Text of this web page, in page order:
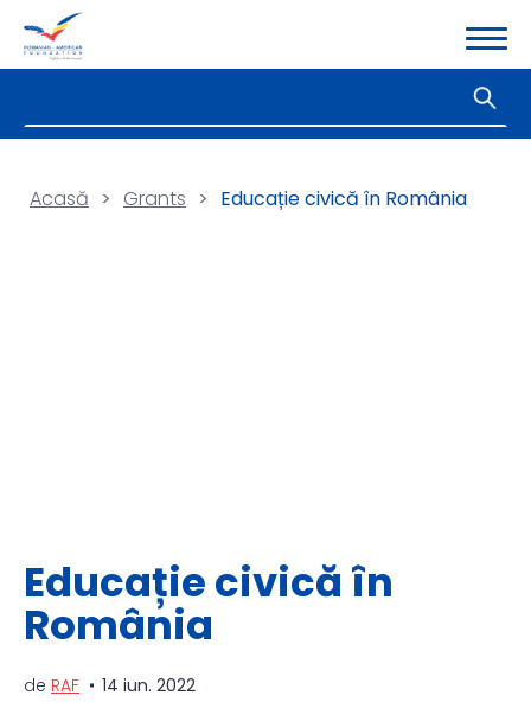
Acasă > Grants > Educație civică în România
Educație civică în
România
de RAF 14 iun. 2022